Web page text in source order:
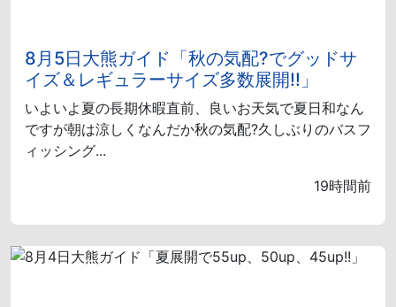
8月5日大熊ガイド「秋の気配?でグッドサ
イズ＆レギュラーサイズ多数展開!!」
いよいよ夏の長期休暇直前、良いお天気で夏日和なん
ですが朝は涼しくなんだか秋の気配?久しぶりのバスフ
ィッシング...
19時間前